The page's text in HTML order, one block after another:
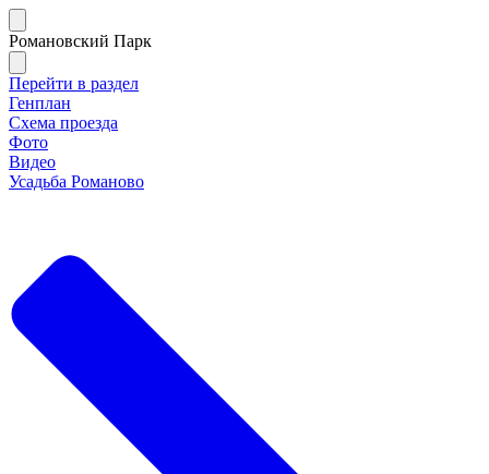
Романовский Парк
Перейти в раздел
Генплан
Схема проезда
Фото
Видео
Усадьба Романово